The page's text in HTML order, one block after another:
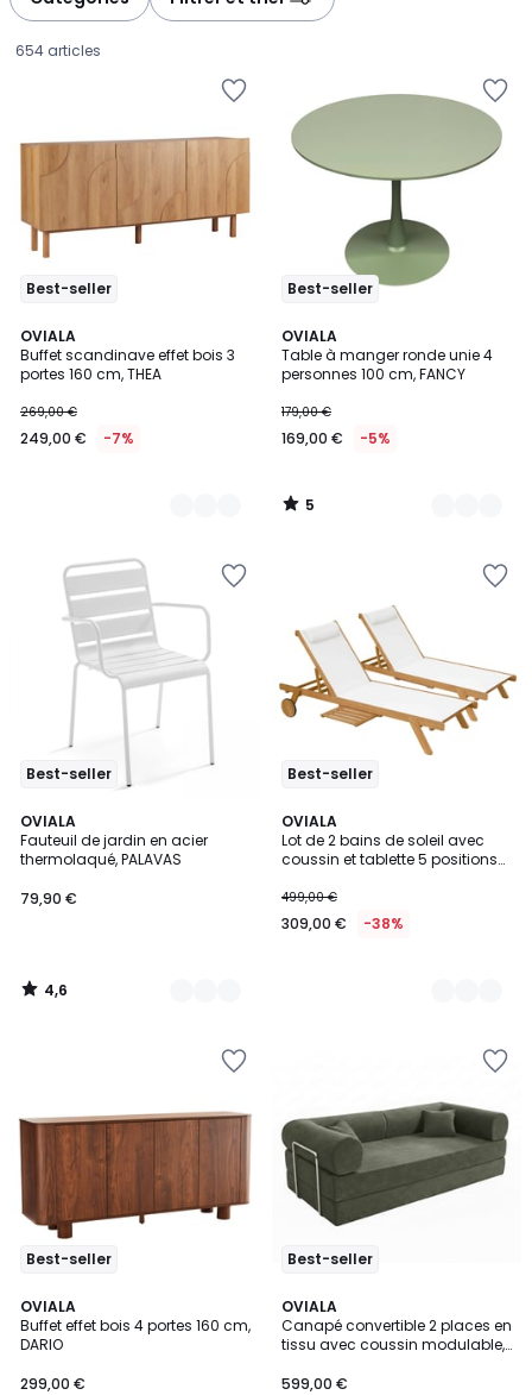
654 articles
Best-seller
OVIALA
Buffet scandinave effet bois 3
portes 160 cm, THEA
€
au
réduction
appliquée.
269,00 €
249,00 € -7%
2
Couleurs
Best-seller
OVIALA
Table à manger ronde unie 4
personnes 100 cm, FANCY
179,00 €
169,00 € -5%
5
/
5
2
Couleurs
5
/
Best-seller
OVIALA
Fauteuil de jardin en acier
thermolaqué, PALAVAS
79,90 €
4,6
/ 5
11
Couleurs
4,6
/
Best-seller
OVIALA
Lot de 2 bains de soleil avec
coussin et tablette 5 positions
499,00 €
309,00 € -38%
2
Couleurs
Best-seller
OVIALA
Buffet effet bois 4 portes 160 cm,
DARIO
299,00 €
Best-seller
OVIALA
Canapé convertible 2 places en
tissu avec coussin modulable,
599,00 €
4
Couleurs